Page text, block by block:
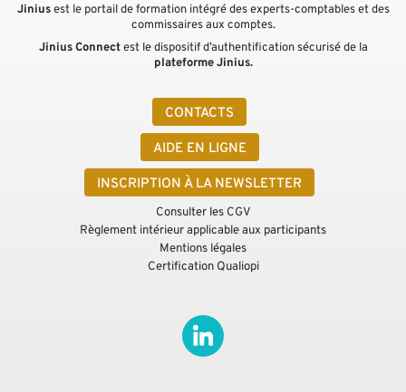
CONTACTS
AIDE EN LIGNE
INSCRIPTION À LA NEWSLETTER
Jiniusest le portail de formation intégré des experts-comptables et des
commissaires aux comptes.
Jinius Connectest le dispositif d’authentification sécurisé de la
plateforme Jinius.
Consulter les CGV
Règlement intérieur applicable aux participants
Mentions légales
Certification Qualiopi